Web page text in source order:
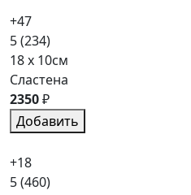
+47
5(234)
18 x 10см
Сластена
2350₽
Добавить
+18
5(460)